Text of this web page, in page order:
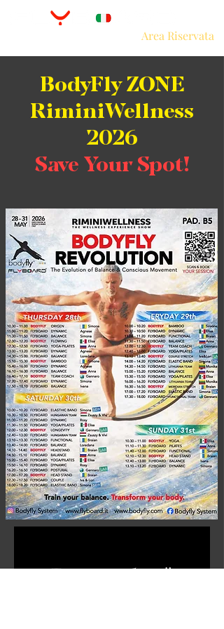
Area Riservata
BodyFly ZONE
RiminiWellness
2026
Save Your Spot!
Пока нет событий